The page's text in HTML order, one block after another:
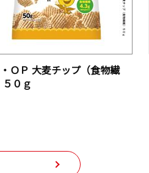
ＯＰ 大麦チップ（食物繊
０ｇ